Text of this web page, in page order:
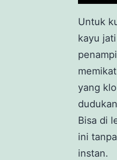
Untuk
kayu
yang
Bisa di
ini
instan.